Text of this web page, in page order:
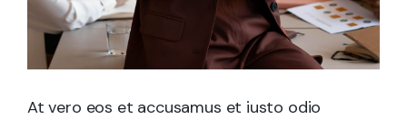
At vero eos et accusamus et iusto odio